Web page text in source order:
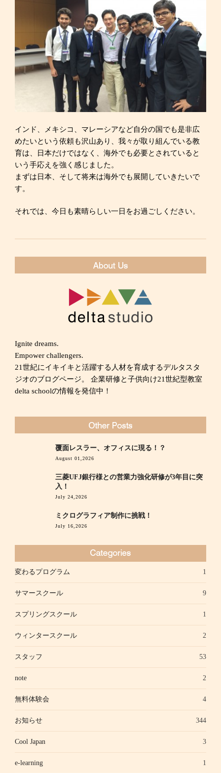
インド、メキシコ、マレーシアなど自分の国でも是非広
めたいという依頼も沢山あり、我々が取り組んでいる教
育は、日本だけではなく、海外でも必要とされていると
いう手応えを強く感じました。
まずは日本、そして将来は海外でも展開していきたいで
す。
それでは、今日も素晴らしい一日をお過ごしください。
Ignite dreams.
Empower challengers.
21世紀にイキイキと活躍する人材を育成するデルタスタ
ジオのブログページ。 企業研修と子供向け21世紀型教室
delta schoolの情報を発信中！
覆面レスラー、オフィスに現る！？
August 01,2026
三菱UFJ銀行様との営業力強化研修が3年目に突
入！
July 24,2026
ミクログラフィア制作に挑戦！
July 16,2026
変わるプログラム 1
サマースクール 9
スプリングスクール 1
ウィンタースクール 2
スタッフ 53
note 2
無料体験会 4
お知らせ 344
Cool Japan 3
e-learning 1